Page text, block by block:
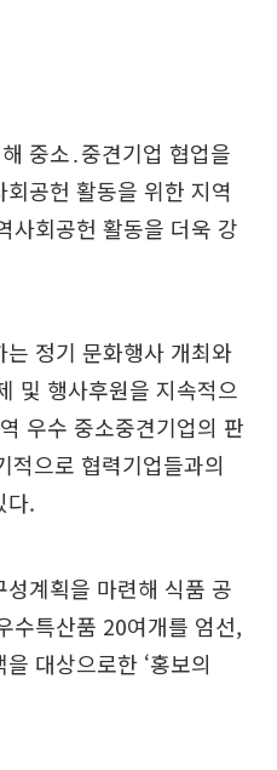
중소․중견기업 협업을
공헌 활동을 위한 지역
사회공헌 활동을 더욱 강
정기 문화행사 개최와
및 행사후원을 지속적으
우수 중소중견기업의 판
적으로 협력기업들과의
다.
계획을 마련해 식품 공
수특산품 20여개를 엄선,
대상으로한 ‘홍보의